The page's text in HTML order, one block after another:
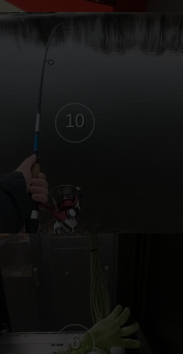
10
6